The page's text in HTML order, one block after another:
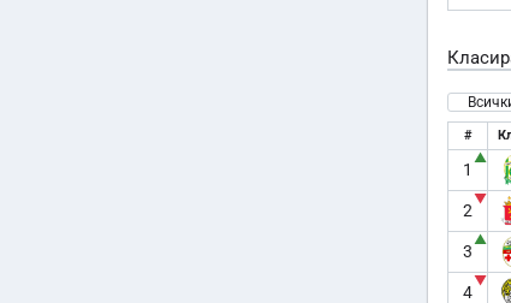
#
1
▲
2
▼
3
▲
4
▼